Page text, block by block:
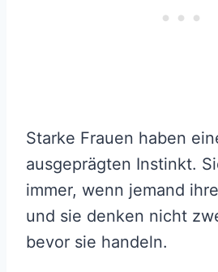
Starke Frauen haben
ausgeprägten Instinkt.
immer, wenn jemand
und sie denken nicht
bevor sie handeln.